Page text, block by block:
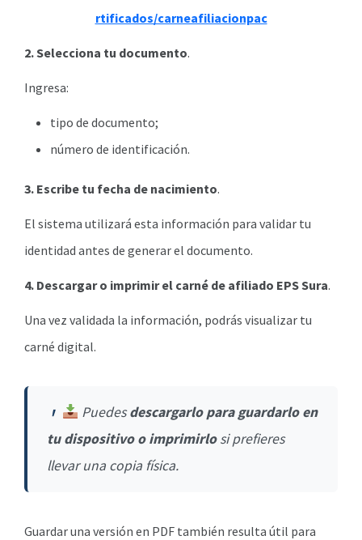
rtificados/carneafiliacionpac
2. Selecciona tu documento.
Ingresa:
tipo de documento;
número de identificación.
3. Escribe tu fecha de nacimiento.
El sistema utilizará esta información para validar tu
identidad antes de generar el documento.
4. Descargar o imprimir el carné de afiliado EPS Sura.
Una vez validada la información, podrás visualizar tu
carné digital.
Puedesdescargarlo para guardarlo en
tu dispositivo o imprimirlosi prefieres
llevar una copia física.
Guardar una versión en PDF también resulta útil para